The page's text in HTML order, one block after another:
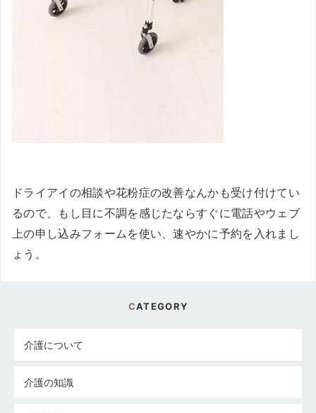
ドライアイの相談や花粉症の改善なんかも受け付けてい
るので、もし目に不調を感じたならすぐに電話やウェブ
上の申し込みフォームを使い、速やかに予約を入れまし
ょう。
CATEGORY
介護について
介護の知識